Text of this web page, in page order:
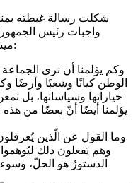
شكلت رسالة غبطته
واجبات رئيس
ميشال عون وأعوانه، إذ قال غبطته حرفيًّا:
الوطن كيانًا وشعبًا وأرضًا
خياراتها وسياساتها، بل
يؤلمنا أيضًا أنّ بعضًا من
وما القول عن الّذين
وهم يَفعلون ذلك
الدستورُ هو الحلّ،